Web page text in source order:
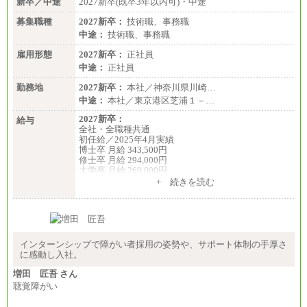
■(株)JTBビジネストランスフォーム
有期契約職 月給185,000～195,000円
※詳細はJTBキャリアサイトよりご確認ください。
■(株)JTBパブリッシング ※2027年新卒募集終了
総合職 月給241,000円
中途：
①月給227,000円以上
②月給212,000円以上
③月給172,500円以上
④月給23万円～37万円
⑤月給20万円～25万円
⑥月給33万円～48万円
⑦月給271,000円以上
⑧～⑮月給200,000円〜月給400,000円
⑯月給185,000円以上
⑰月給237,000円以上
⑱月給212,000円以上
⑲東京：月給202,000 円以上 、京都：月給193,000 円
以上
㉑月給185,000 円以上
㉓月給224,500円以上
※全コース共通※ 能力・経験・勤務地などにより
募集職種
2027新卒： 技術職、事務職
中途： 技術職、事務職
雇用形態
2027新卒： 正社員
中途： 正社員
勤務地
2027新卒： 本社／神奈川県川崎…
中途： 本社／東京港区芝浦１－…
給与
2027新卒：
全社・全職種共通
初任給／2025年4月実績
博士卒 月給 343,500円
修士卒 月給 294,000円
大学卒 月給 269,000円
※試用期間の給与に変更はございません
中途：
す。
+ 続きを読む
インターンシップで障がい者採用の姿勢や、サポート体制の手厚さ
に感動し入社。
増田 匠吾 さん
聴覚障がい